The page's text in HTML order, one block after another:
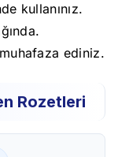
kullanınız.
ediniz.
Rozetleri